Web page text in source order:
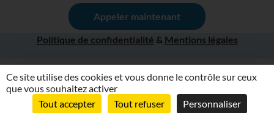
Appeler maintenant
Politique de confidentialité & Mentions légales
Ce site utilise des cookies et vous donne le contrôle sur ceux
que vous souhaitez activer
Tout accepter
Tout refuser Personnaliser